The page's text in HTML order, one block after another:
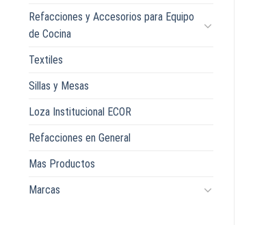
Refacciones y Accesorios para Equipo
de Cocina
Textiles
Sillas y Mesas
Loza Institucional ECOR
Refacciones en General
Mas Productos
Marcas